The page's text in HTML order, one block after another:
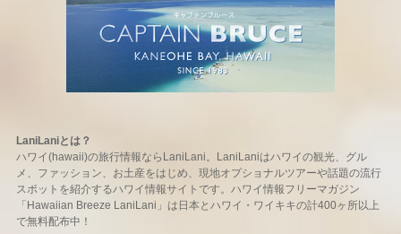
LaniLaniとは？
ハワイ(hawaii)の旅行情報ならLaniLani。LaniLaniはハワイの観光、グル
メ、ファッション、お土産をはじめ、現地オプショナルツアーや話題の流行
スポットを紹介するハワイ情報サイトです。ハワイ情報フリーマガジン
「Hawaiian Breeze LaniLani」は日本とハワイ・ワイキキの計400ヶ所以上
で無料配布中！